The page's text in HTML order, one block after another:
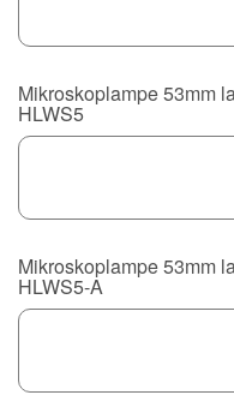
Mikroskoplampe 53mm
HLWS5
Mikroskoplampe 53mm
HLWS5-A